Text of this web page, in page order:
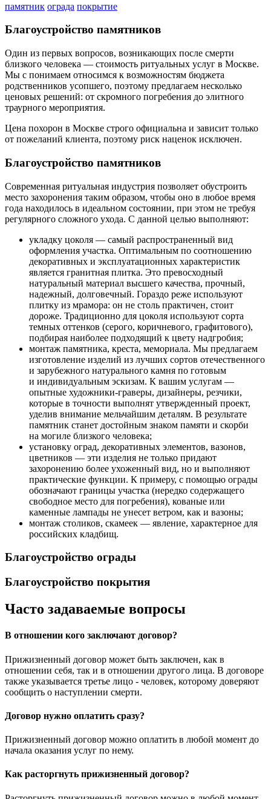
памятник ограда покрытие
Благоустройство памятников
Один из первых вопросов, возникающих после смерти
близкого человека — стоимость ритуальных услуг в Москве.
Мы с понимаем относимся к возможностям бюджета
родственников усопшего, поэтому предлагаем несколько
ценовых решений: от скромного погребения до элитного
траурного мероприятия.
Цена похорон в Москве строго официальна и зависит только
от пожеланий клиента, поэтому риск наценок исключен.
Благоустройство памятников
Современная ритуальная индустрия позволяет обустроить
место захоронения таким образом, чтобы оно в любое время
года находилось в идеальном состоянии, при этом не требуя
регулярного сложного ухода. С данной целью выполняют:
укладку цоколя — самый распространенный вид
оформления участка. Оптимальным по соотношению
декоративных и эксплуатационных характеристик
является гранитная плитка. Это превосходный
натуральный материал высшего качества, прочный,
надежный, долговечный. Гораздо реже используют
плитку из мрамора: он не столь практичен, стоит
дороже. Традиционно для цоколя используют сорта
темных оттенков (серого, коричневого, графитового),
подбирая наиболее подходящий к цвету надгробия;
монтаж памятника, креста, мемориала. Мы предлагаем
изготовление изделий из лучших сортов отечественного
и зарубежного натурального камня по готовым
и индивидуальным эскизам. К вашим услугам —
опытные художники-граверы, дизайнеры, резчики,
которые в точности выполнят утвержденный проект,
уделив внимание мельчайшим деталям. В результате
памятник станет достойным знаком памяти и скорби
на могиле близкого человека;
установку оград, декоративных элементов, вазонов,
цветников — эти изделия не только придают
захоронению более ухоженный вид, но и выполняют
практические функции. К примеру, с помощью ограды
обозначают границы участка (нередко содержащего
свободное место для погребения), кованые или
каменные лампады не унесет ветром, как и вазоны;
монтаж столиков, скамеек — явление, характерное для
российских кладбищ.
Благоустройство ограды
Благоустройство покрытия
Часто задаваемые вопросы
В отношении кого заключают договор?
Прижизненный договор может быть заключен, как в
отношении себя, так и в отношении другого лица. В договоре
также указывается третье лицо - человек, которому доверяют
сообщить о наступлении смерти.
Договор нужно оплатить сразу?
Прижизненный договор можно оплатить в любой момент до
начала оказания услуг по нему.
Как расторгнуть прижизненный договор?